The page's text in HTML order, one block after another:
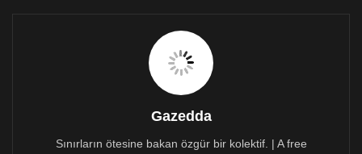
Kombos, ilk sevkiyatın yola çıkması sırasında ortaya
çıkan küçük teknik sorunların ele alındığını ve ABD
tarafından geçici bir iskele oluşturulmasının ilerlediğini
ve başlangıçta tartışılandan daha erken hazır
olabileceğini sözlerine ekledi.
Gazedda
Sınırların ötesine bakan özgür bir kolektif. | A free